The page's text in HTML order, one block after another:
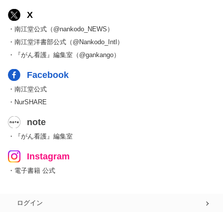
X
・南江堂公式（@nankodo_NEWS）
・南江堂洋書部公式（@Nankodo_Intl）
・『がん看護』編集室（@gankango）
Facebook
・南江堂公式
・NurSHARE
note
・『がん看護』編集室
Instagram
・電子書籍 公式
ログイン